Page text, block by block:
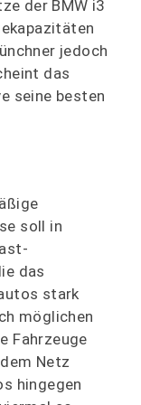
der BMW i3
jedoch
das
seine besten
soll in
das
stark
möglichen
Fahrzeuge
Netz
hingegen